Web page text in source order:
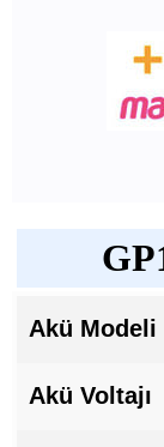
Akü Modeli
Akü Voltajı